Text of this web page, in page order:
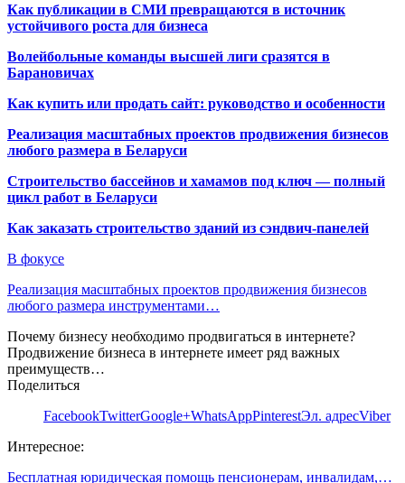
Как публикации в СМИ превращаются в источник
устойчивого роста для бизнеса
Волейбольные команды высшей лиги сразятся в
Барановичах
Как купить или продать сайт: руководство и особенности
Реализация масштабных проектов продвижения бизнесов
любого размера в Беларуси
Строительство бассейнов и хамамов под ключ — полный
цикл работ в Беларуси
Как заказать строительство зданий из сэндвич-панелей
В фокусе
Реализация масштабных проектов продвижения бизнесов
любого размера инструментами…
Почему бизнесу необходимо продвигаться в интернете?
Продвижение бизнеса в интернете имеет ряд важных
преимуществ…
Поделиться
FacebookTwitterGoogle+WhatsAppPinterestЭл. адресViber
Интересное:
Бесплатная юридическая помощь пенсионерам, инвалидам,…